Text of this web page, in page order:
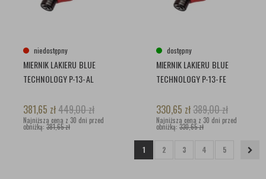
niedostępny
MIERNIK LAKIERU BLUE
TECHNOLOGY P-13-AL
381,65 zł449,00zł
Najniższa cena z 30 dni przed
obniżką: 381,65 zł
dostępny
MIERNIK LAKIERU BLUE
TECHNOLOGY P-13-FE
330,65 zł389,00zł
Najniższa cena z 30 dni przed
obniżką: 330,65 zł
1 2 3 4 5